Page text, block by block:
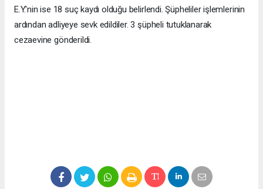
E.Y.'nin ise 18 suç kaydı olduğu belirlendi. Şüpheliler işlemlerinin
ardından adliyeye sevk edildiler. 3 şüpheli tutuklanarak
cezaevine gönderildi.